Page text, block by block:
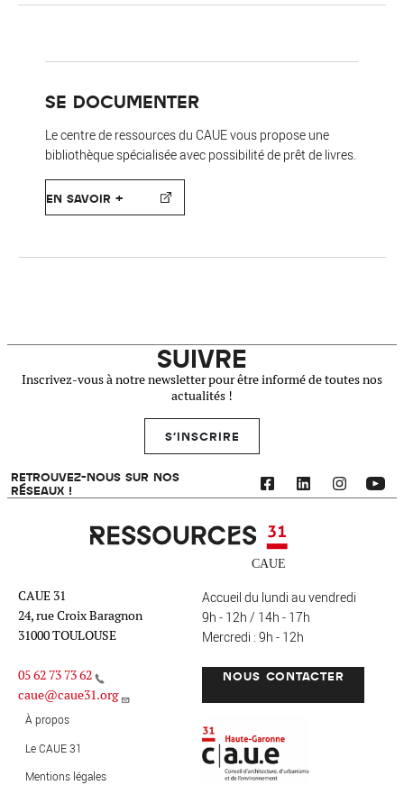
SE DOCUMENTER
Le centre de ressources du CAUE vous propose une
bibliothèque spécialisée avec possibilité de prêt de livres.
EN SAVOIR +
SUIVRE
Inscrivez-vous à notre newsletter pour être informé de toutes nos
actualités !
S'INSCRIRE
RETROUVEZ-NOUS SUR NOS
RÉSEAUX !
Ressources 31
CAUE 31
24, rue Croix Baragnon
31000 TOULOUSE
05 62 73 73 62
caue@caue31.org
Accueil du lundi au vendredi
9h - 12h / 14h - 17h
Mercredi : 9h - 12h
NOUS CONTACTER
À propos
Le CAUE 31
Mentions légales